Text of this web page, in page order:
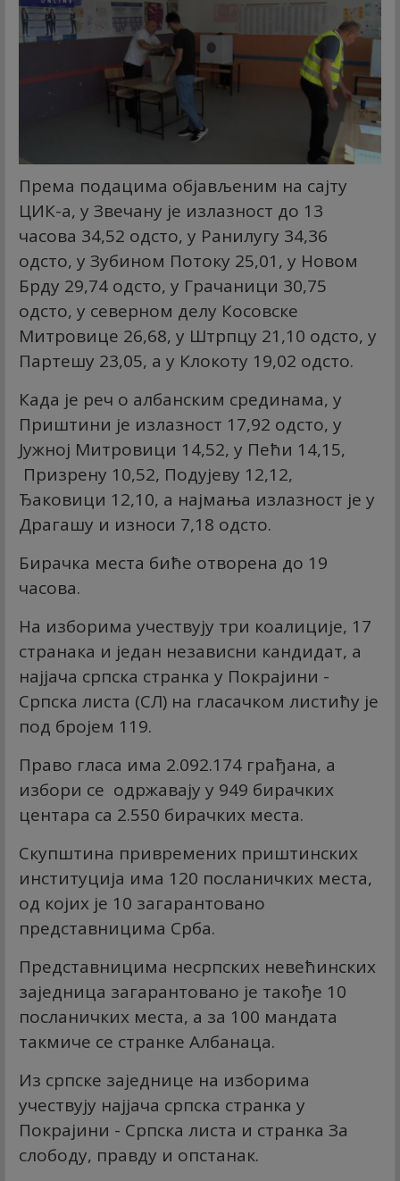
Према подацима објављеним на сајту
ЦИК-а, у Звечану је излазност до 13
часова 34,52 одсто, у Ранилугу 34,36
одсто, у Зубином Потоку 25,01, у Новом
Брду 29,74 одсто, у Грачаници 30,75
одсто, у северном делу Косовске
Митровице 26,68, у Штрпцу 21,10 одсто, у
Партешу 23,05, а у Клокоту 19,02 одсто.
Када је реч о албанским срединама, у
Приштини је излазност 17,92 одсто, у
Јужној Митровици 14,52, у Пећи 14,15,
Призрену 10,52, Подујеву 12,12,
Ђаковици 12,10, а најмања излазност је у
Драгашу и износи 7,18 одсто.
Бирачка места биће отворена до 19
часова.
На изборима учествују три коалиције, 17
странака и један независни кандидат, а
најјача српска странка у Покрајини -
Српска листа (СЛ) на гласачком листићу је
под бројем 119.
Право гласа има 2.092.174 грађана, а
избори се одржавају у 949 бирачких
центара са 2.550 бирачких места.
Скупштина привремених приштинских
институција има 120 посланичких места,
од којих је 10 загарантовано
представницима Срба.
Представницима несрпских невећинских
заједница загарантовано је такође 10
посланичких места, а за 100 мандата
такмиче се странке Албанаца.
Из српске заједнице на изборима
учествују најјача српска странка у
Покрајини - Српска листа и странка За
слободу, правду и опстанак.